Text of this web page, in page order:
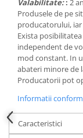
Produsele de pe
producatorului,
Exista
independent de
mod constant. In
abateri minore de
Producatorii pot
Informatii
Caracteristici